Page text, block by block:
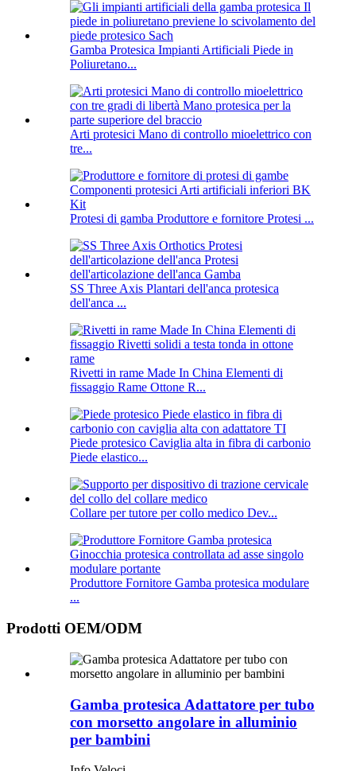
Gamba Protesica Impianti Artificiali Piede in
Poliuretano...
Arti protesici Mano di controllo mioelettrico con
tre...
Protesi di gamba Produttore e fornitore Protesi ...
SS Three Axis Plantari dell'anca protesica
dell'anca ...
Rivetti in rame Made In China Elementi di
fissaggio Rame Ottone R...
Piede protesico Caviglia alta in fibra di carbonio
Piede elastico...
Collare per tutore per collo medico Dev...
Produttore Fornitore Gamba protesica modulare
...
Prodotti OEM/ODM
Gamba protesica Adattatore per tubo
con morsetto angolare in alluminio
per bambini